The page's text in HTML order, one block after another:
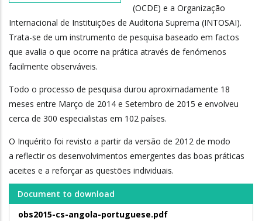
(OCDE) e a Organização
Internacional de Instituições de Auditoria Suprema (INTOSAI).
Trata-se de um instrumento de pesquisa baseado em factos
que avalia o que ocorre na prática através de fenómenos
facilmente observáveis.
Todo o processo de pesquisa durou aproximadamente 18
meses entre Março de 2014 e Setembro de 2015 e envolveu
cerca de 300 especialistas em 102 países.
O Inquérito foi revisto a partir da versão de 2012 de modo
a reflectir os desenvolvimentos emergentes das boas práticas
aceites e a reforçar as questões individuais.
Document to download
obs2015-cs-angola-portuguese.pdf